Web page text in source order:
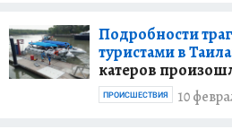
Подробности
туристами в
катеров
10
ПРОИСШЕСТВИЯ